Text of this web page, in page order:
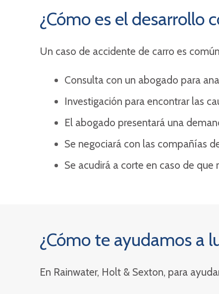
¿Cómo es el desarrollo
Un caso de accidente de carro es
Consulta con un abogado para
Investigación para encontrar las
El abogado presentará una
Se negociará con las compañías
Se acudirá a corte en caso de
¿Cómo te ayudamos a
En Rainwater, Holt & Sexton, para